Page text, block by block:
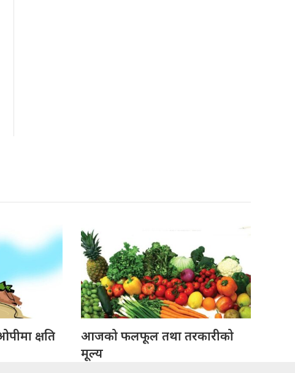
क्षति
आजको फलफूल तथा तरकारीको
मूल्य